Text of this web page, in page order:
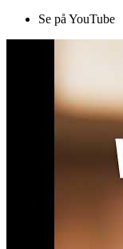
Se på YouTube